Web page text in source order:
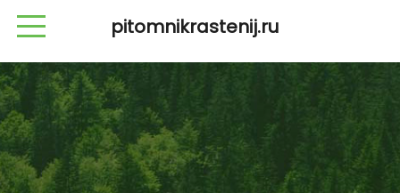
pitomnikrastenij.ru